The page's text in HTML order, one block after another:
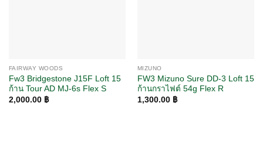
FAIRWAY WOODS
Fw3 Bridgestone J15F Loft 15
ก้าน Tour AD MJ-6s Flex S
2,000.00 ฿
MIZUNO
FW3 Mizuno Sure DD-3 Loft 15
ก้านกราไฟต์ 54g Flex R
1,300.00 ฿